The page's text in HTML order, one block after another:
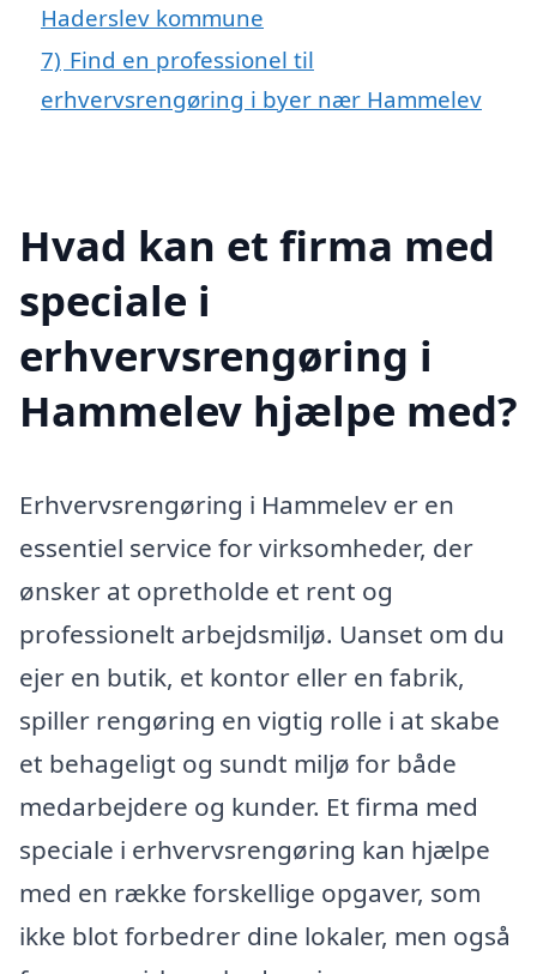
Haderslev kommune
7) Find en professionel til
erhvervsrengøring i byer nær Hammelev
Hvad kan et firma med
speciale i
erhvervsrengøring i
Hammelev hjælpe med?
Erhvervsrengøring i Hammelev er en
essentiel service for virksomheder, der
ønsker at opretholde et rent og
professionelt arbejdsmiljø. Uanset om du
ejer en butik, et kontor eller en fabrik,
spiller rengøring en vigtig rolle i at skabe
et behageligt og sundt miljø for både
medarbejdere og kunder. Et firma med
speciale i erhvervsrengøring kan hjælpe
med en række forskellige opgaver, som
ikke blot forbedrer dine lokaler, men også